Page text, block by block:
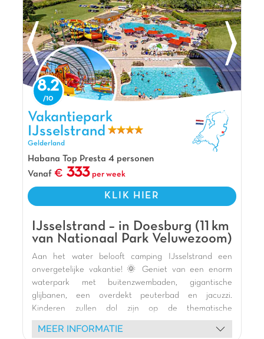
Vakantiepark IJsselstrand, Vakantiepark Gelderland
8.2
Vakantiepark
IJsselstrand
Gelderland
Habana Top Presta 4 personen
Vanaf
333 per week
KLIK HIER
IJsselstrand – in Doesburg (11 km
van Nationaal Park Veluwezoom)
Aan het water belooft camping IJsselstrand een
onvergetelijke vakantie! 🌞 Geniet van een enorm
waterpark met buitenzwembaden, gigantische
glijbanen, een overdekt peuterbad en jacuzzi.
Kinderen zullen dol zijn op de thematische
speeltuinen (kasteel, ooievaar, Vikingschip) en de
binnenspeeltuin voor plezier bij elk weer. 🎢
MEER INFORMATIE